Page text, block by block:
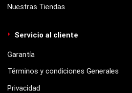
Nuestras Tiendas
Servicio al cliente
Garantía
Términos y condiciones Generales
Privacidad